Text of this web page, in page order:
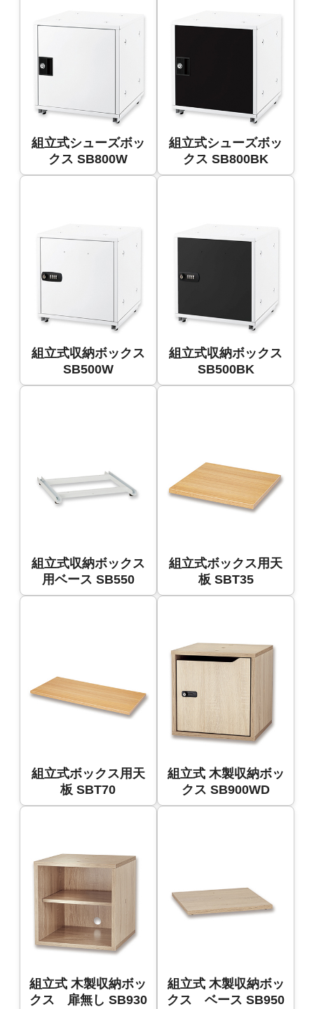
組立式シューズボッ
クス SB800W
組立式シューズボッ
クス SB800BK
組立式収納ボックス
SB500W
組立式収納ボックス
SB500BK
組立式収納ボックス
用ベース SB550
組立式ボックス用天
板 SBT35
組立式ボックス用天
板 SBT70
組立式 木製収納ボッ
クス SB900WD
組立式 木製収納ボッ
クス 扉無し SB930
組立式 木製収納ボッ
クス ベース SB950